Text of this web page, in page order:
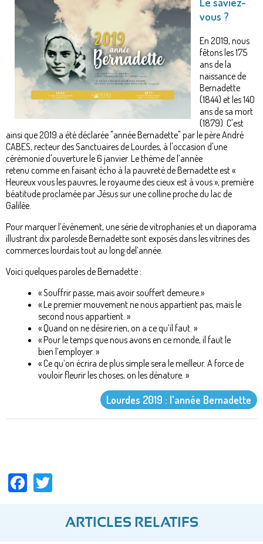
vous ?
En 2019, nous
fêtons les 175
ans de la
naissance de
Bernadette
(1844) et les 140
ans de sa mort
(1879). C'est
ainsi que 2019 a été déclarée "année Bernadette" par le père André
CABES, recteur des Sanctuaires de Lourdes, à l'occasion d'une
cérémonie d'ouverture le 6 janvier. Le thème de l’année
retenu comme en faisant écho à la pauvreté de Bernadette est «
Heureux vous les pauvres, le royaume des cieux est à vous », première
béatitude proclamée par Jésus sur une colline proche du lac de
Galilée.
Pour marquer l’évènement, une série de vitrophanies et un diaporama
illustrant dix parolesde Bernadette sont exposés dans les vitrines des
commerces lourdais tout au long del’année.
Voici quelques paroles de Bernadette :
« Souffrir passe, mais avoir souffert demeure.»
« Le premier mouvement ne nous appartient pas, mais le
second nous appartient. »
« Quand on ne désire rien, on a ce qu’il faut. »
« Pour le temps que nous avons en ce monde, il faut le
bien l’employer. »
« Ce qu’on écrira de plus simple sera le meilleur. A force de
vouloir fleurir les choses, on les dénature. »
Lourdes 2019 : l'année Bernadette
Facebook
ARTICLES RELATIFS